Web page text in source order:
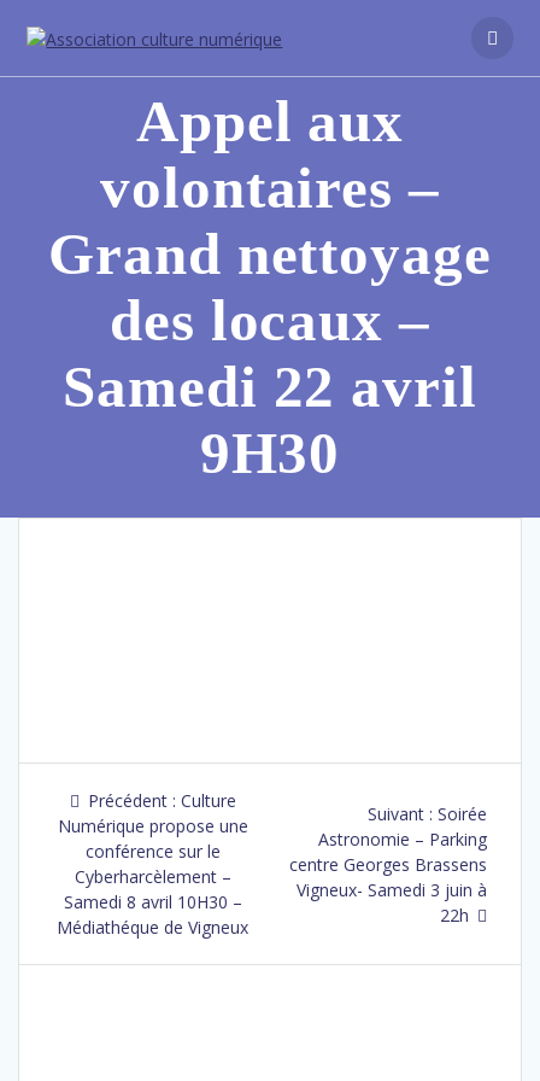
Appel aux
volontaires –
Grand nettoyage
des locaux –
Samedi 22 avril
9H30
Précédent : Culture
Numérique propose une
conférence sur le
Cyberharcèlement –
Samedi 8 avril 10H30 –
Médiathéque de Vigneux
Suivant : Soirée
Astronomie – Parking
centre Georges Brassens
Vigneux- Samedi 3 juin à
22h